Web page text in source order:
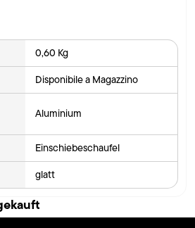
0,60 Kg
Disponibile a Magazzino
Aluminium
Einschiebeschaufel
glatt